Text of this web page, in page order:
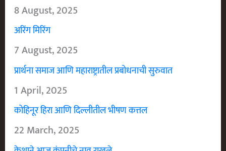
8 August, 2025
अरिंग मिरिंग
7 August, 2025
प्रार्थना समाज आणि महाराष्ट्रातील प्रबोधनाची सुरुवात
1 April, 2025
कोहिनूर हिरा आणि दिल्लीतील भीषण कत्तल
22 March, 2025